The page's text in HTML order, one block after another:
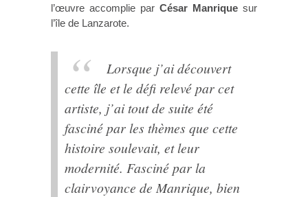
l’œuvre accomplie par César Manrique sur
l’île de Lanzarote.
Lorsque j’ai découvert
cette île et le défi relevé par cet
artiste, j’ai tout de suite été
fasciné par les thèmes que cette
histoire soulevait, et leur
modernité. Fasciné par la
clairvoyance de Manrique, bien